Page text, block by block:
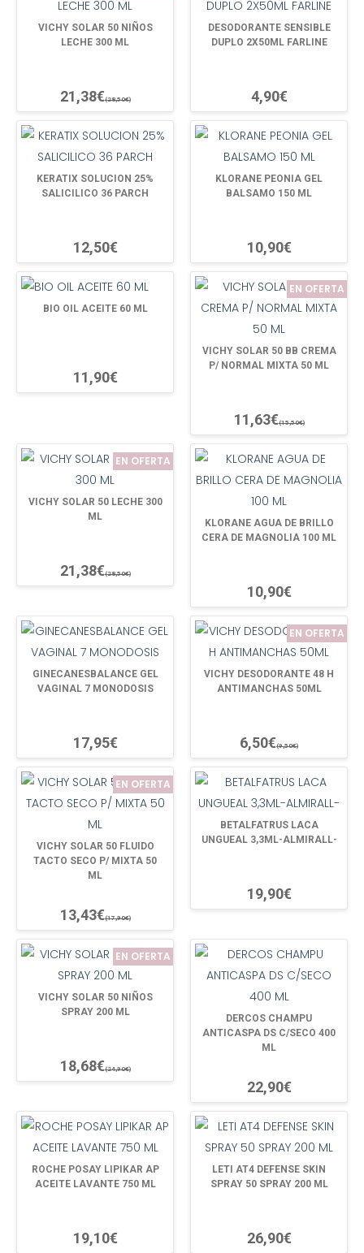
VICHY SOLAR 50 NIÑOS
LECHE 300 ML
21,38€(28,50€)
DESODORANTE SENSIBLE
DUPLO 2X50ML FARLINE
4,90€
KERATIX SOLUCION 25%
SALICILICO 36 PARCH
12,50€
KLORANE PEONIA GEL
BALSAMO 150 ML
10,90€
BIO OIL ACEITE 60 ML
11,90€
EN OFERTA
VICHY SOLAR 50 BB CREMA
P/ NORMAL MIXTA 50 ML
11,63€(15,50€)
EN OFERTA
VICHY SOLAR 50 LECHE 300
ML
21,38€(28,50€)
KLORANE AGUA DE BRILLO
CERA DE MAGNOLIA 100 ML
10,90€
GINECANESBALANCE GEL
VAGINAL 7 MONODOSIS
17,95€
EN OFERTA
VICHY DESODORANTE 48 H
ANTIMANCHAS 50ML
6,50€(9,50€)
EN OFERTA
VICHY SOLAR 50 FLUIDO
TACTO SECO P/ MIXTA 50
ML
13,43€(17,90€)
BETALFATRUS LACA
UNGUEAL 3,3ML-ALMIRALL-
19,90€
EN OFERTA
VICHY SOLAR 50 NIÑOS
SPRAY 200 ML
18,68€(24,90€)
DERCOS CHAMPU
ANTICASPA DS C/SECO 400
ML
22,90€
ROCHE POSAY LIPIKAR AP
ACEITE LAVANTE 750 ML
19,10€
LETI AT4 DEFENSE SKIN
SPRAY 50 SPRAY 200 ML
26,90€